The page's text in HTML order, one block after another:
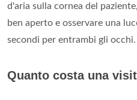
d'aria sulla cornea del
ben aperto e osservare una
secondi per entrambi gli occhi.
Quanto costa una